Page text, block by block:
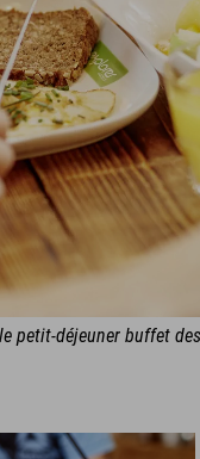
petit-déjeuner buffet